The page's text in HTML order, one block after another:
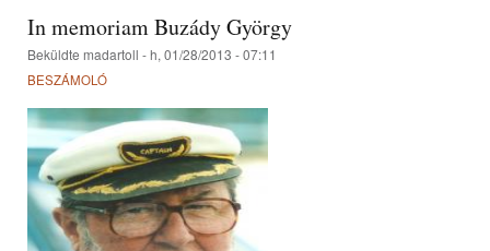
In memoriam Buzády György
Beküldte madartoll - h, 01/28/2013 - 07:11
BESZÁMOLÓ